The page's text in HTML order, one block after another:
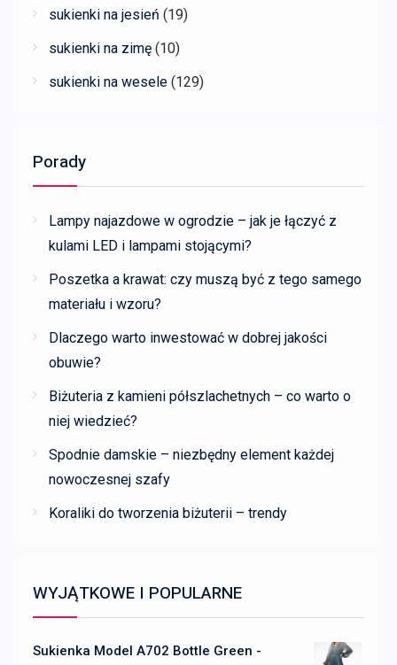
sukienki na jesień (19)
sukienki na zimę (10)
sukienki na wesele (129)
Porady
Lampy najazdowe w ogrodzie – jak je łączyć z
kulami LED i lampami stojącymi?
Poszetka a krawat: czy muszą być z tego samego
materiału i wzoru?
Dlaczego warto inwestować w dobrej jakości
obuwie?
Biżuteria z kamieni półszlachetnych – co warto o
niej wiedzieć?
Spodnie damskie – niezbędny element każdej
nowoczesnej szafy
Koraliki do tworzenia biżuterii – trendy
WYJĄTKOWE I POPULARNE
Sukienka Model A702 Bottle Green -